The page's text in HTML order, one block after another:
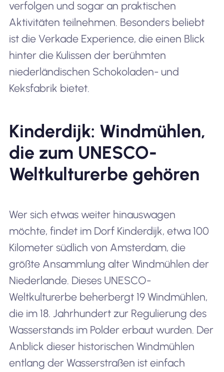
verfolgen und sogar an praktischen
Aktivitäten teilnehmen. Besonders beliebt
ist die Verkade Experience, die einen Blick
hinter die Kulissen der berühmten
niederländischen Schokoladen- und
Keksfabrik bietet.
Kinderdijk: Windmühlen,
die zum UNESCO-
Weltkulturerbe gehören
Wer sich etwas weiter hinauswagen
möchte, findet im Dorf Kinderdijk, etwa 100
Kilometer südlich von Amsterdam, die
größte Ansammlung alter Windmühlen der
Niederlande. Dieses UNESCO-
Weltkulturerbe beherbergt 19 Windmühlen,
die im 18. Jahrhundert zur Regulierung des
Wasserstands im Polder erbaut wurden. Der
Anblick dieser historischen Windmühlen
entlang der Wasserstraßen ist einfach